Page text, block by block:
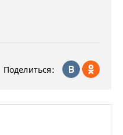
Поделиться: